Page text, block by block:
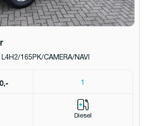
165PK/CAMERA/NAVI
1
Diesel